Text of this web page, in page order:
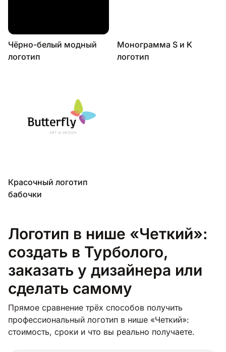
Чёрно-белый модный
логотип
Монограмма S и K
логотип
Красочный логотип
бабочки
Логотип в нише «Четкий»:
создать в Турболого,
заказать у дизайнера или
сделать самому
Прямое сравнение трёх способов получить
профессиональный логотип в нише «Четкий»:
стоимость, сроки и что вы реально получаете.